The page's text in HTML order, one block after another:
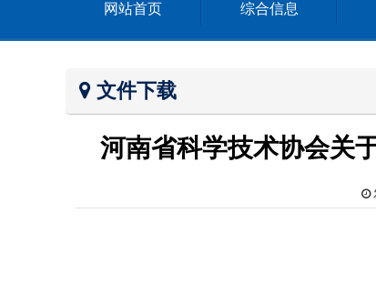
网站首页 综合信息
文件下载
河南省科学技术协会关